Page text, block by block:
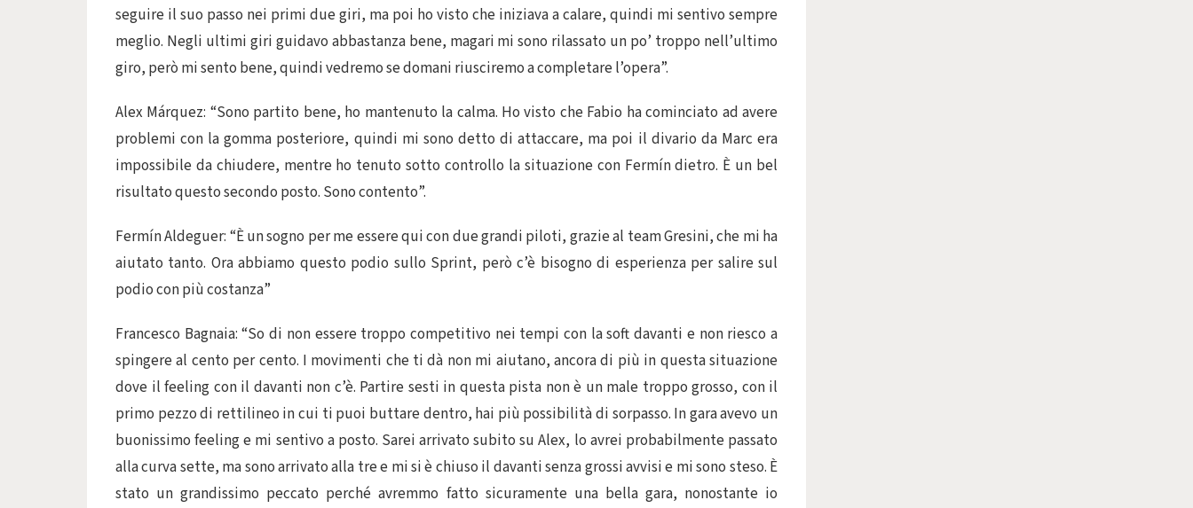
seguire il suo passo nei primi due giri, ma poi ho visto che iniziava a calare, quindi mi sentivo sempre
meglio. Negli ultimi giri guidavo abbastanza bene, magari mi sono rilassato un po’ troppo nell’ultimo
giro, però mi sento bene, quindi vedremo se domani riusciremo a completare l’opera”.
Alex Márquez: “Sono partito bene, ho mantenuto la calma. Ho visto che Fabio ha cominciato ad avere
problemi con la gomma posteriore, quindi mi sono detto di attaccare, ma poi il divario da Marc era
impossibile da chiudere, mentre ho tenuto sotto controllo la situazione con Fermín dietro. È un bel
risultato questo secondo posto. Sono contento”.
Fermín Aldeguer: “È un sogno per me essere qui con due grandi piloti, grazie al team Gresini, che mi ha
aiutato tanto. Ora abbiamo questo podio sullo Sprint, però c’è bisogno di esperienza per salire sul
podio con più costanza”
Francesco Bagnaia: “So di non essere troppo competitivo nei tempi con la soft davanti e non riesco a
spingere al cento per cento. I movimenti che ti dà non mi aiutano, ancora di più in questa situazione
dove il feeling con il davanti non c’è. Partire sesti in questa pista non è un male troppo grosso, con il
primo pezzo di rettilineo in cui ti puoi buttare dentro, hai più possibilità di sorpasso. In gara avevo un
buonissimo feeling e mi sentivo a posto. Sarei arrivato subito su Alex, lo avrei probabilmente passato
alla curva sette, ma sono arrivato alla tre e mi si è chiuso il davanti senza grossi avvisi e mi sono steso. È
stato un grandissimo peccato perché avremmo fatto sicuramente una bella gara, nonostante io